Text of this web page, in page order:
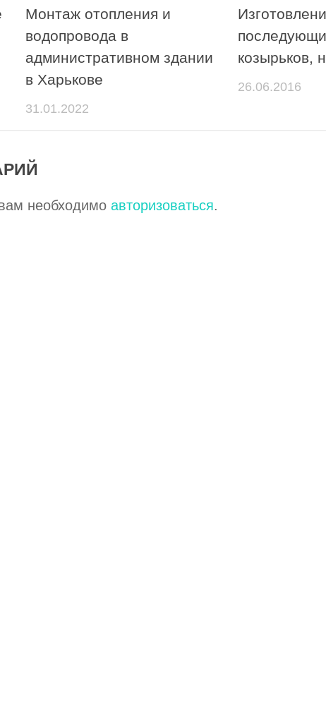
Монтаж отопления и
водопровода в
административном здании
в Харькове
31.01.2022
козырьков,
26.06.2016
необходимо авторизоваться.